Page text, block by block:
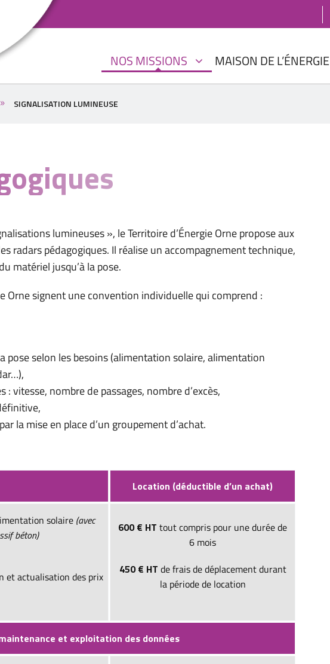
NOS MISSIONS MAISON DE L’ÉNERGIE
SIGNALISATION LUMINEUSE
lumineuses », le Territoire d’Énergie Orne propose aux
radars pédagogiques. Il réalise un accompagnement technique,
matériel jusqu’à la pose.
Orne signent une convention individuelle qui comprend :
pose selon les besoins (alimentation solaire, alimentation
: vitesse, nombre de passages, nombre d’excès,
la mise en place d’un groupement d’achat.
Location (déductible d’un achat)
solaire (avec
béton)
et actualisation des prix
600 € HT tout compris pour une durée de
6 mois
450 € HT de frais de déplacement durant
la période de location
et exploitation des données